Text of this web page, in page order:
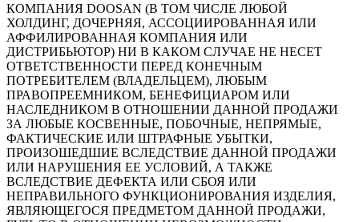
КОМПАНИЯ DOOSAN (В ТОМ ЧИСЛЕ ЛЮБОЙ
ХОЛДИНГ, ДОЧЕРНЯЯ, АССОЦИИРОВАННАЯ ИЛИ
АФФИЛИРОВАННАЯ КОМПАНИЯ ИЛИ
ДИСТРИБЬЮТОР) НИ В КАКОМ СЛУЧАЕ НЕ НЕСЕТ
ОТВЕТСТВЕННОСТИ ПЕРЕД КОНЕЧНЫМ
ПОТРЕБИТЕЛЕМ (ВЛАДЕЛЬЦЕМ), ЛЮБЫМ
ПРАВОПРЕЕМНИКОМ, БЕНЕФИЦИАРОМ ИЛИ
НАСЛЕДНИКОМ В ОТНОШЕНИИ ДАННОЙ ПРОДАЖИ
ЗА ЛЮБЫЕ КОСВЕННЫЕ, ПОБОЧНЫЕ, НЕПРЯМЫЕ,
ФАКТИЧЕСКИЕ ИЛИ ШТРАФНЫЕ УБЫТКИ,
ПРОИЗОШЕДШИЕ ВСЛЕДСТВИЕ ДАННОЙ ПРОДАЖИ
ИЛИ НАРУШЕНИЯ ЕЕ УСЛОВИЙ, А ТАКЖЕ
ВСЛЕДСТВИЕ ДЕФЕКТА ИЛИ СБОЯ ИЛИ
НЕПРАВИЛЬНОГО ФУНКЦИОНИРОВАНИЯ ИЗДЕЛИЯ,
ЯВЛЯЮЩЕГОСЯ ПРЕДМЕТОМ ДАННОЙ ПРОДАЖИ,